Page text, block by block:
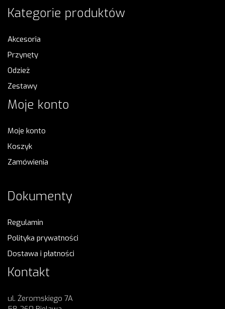
Kategorie produktów
Akcesoria
Przynęty
Odzież
Zestawy
Moje konto
Moje konto
Koszyk
Zamówienia
Dokumenty
Regulamin
Polityka prywatności
Dostawa i płatności
Kontakt
ul. Żeromskiego 7A